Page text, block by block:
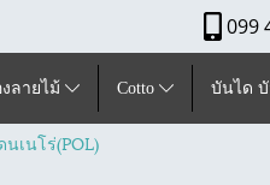
099
ลายไม้ Cotto บันได
เนโร่(POL)